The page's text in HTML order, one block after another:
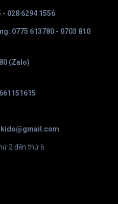
- 028 6294 1556
0775 613780 - 0703 810
(Zalo)
2 đến thứ 6